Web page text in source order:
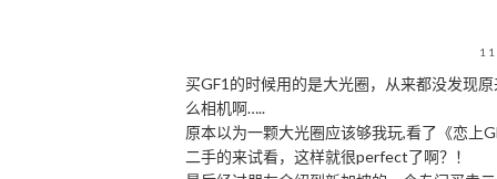
买GF1的时候用的是大光圈，从来都没发现
么相机啊…..
原本以为一颗大光圈应该够我玩,看了《恋上
二手的来试看，这样就很perfect了啊？！